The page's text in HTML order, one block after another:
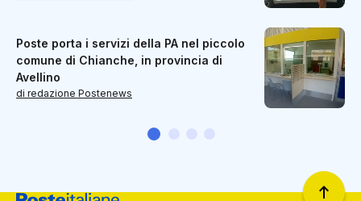
Poste porta i servizi della PA nel piccolo
comune di Chianche, in provincia di
Avellino
di redazione Postenews